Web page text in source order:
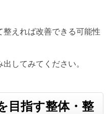
整えれば改善できる可能性
してみてください。
目指す整体・整